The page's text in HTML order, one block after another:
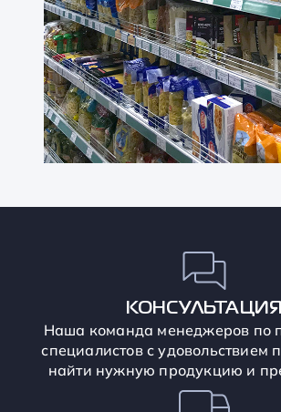
КОНСУЛЬТАЦИЯ
Наша команда менеджеров по
специалистов с удовольствием
найти нужную продукцию и